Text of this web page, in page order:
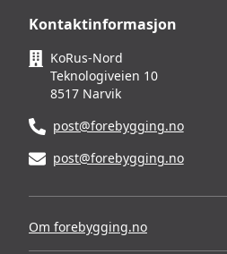
Kontaktinformasjon
KoRus-Nord
Teknologiveien 10
8517 Narvik
post@forebygging.no
post@forebygging.no
Om forebygging.no